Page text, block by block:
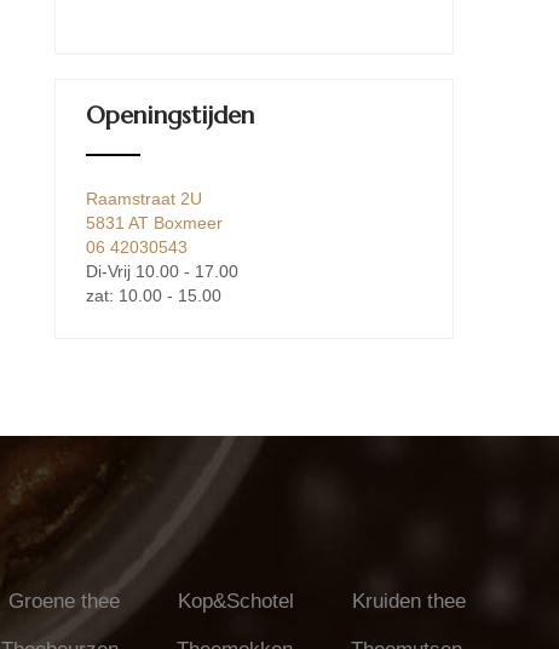
Openingstijden
Raamstraat 2U
5831 AT Boxmeer
06 42030543
Di-Vrij 10.00 - 17.00
zat: 10.00 - 15.00
Groene thee Kop&Schotel Kruiden thee